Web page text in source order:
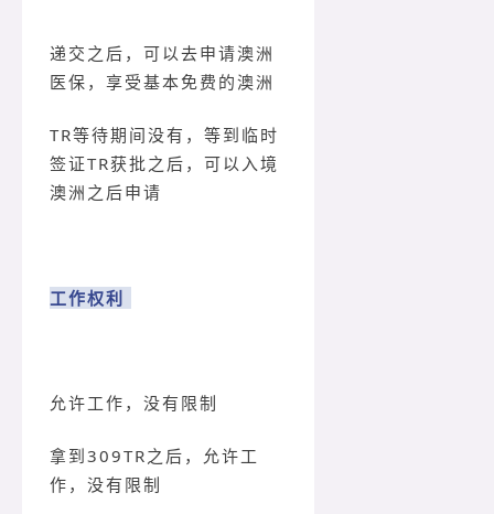
递交之后，可以去申请澳洲
医保，享受基本免费的澳洲
TR等待期间没有，等到临时
签证TR获批之后，可以入境
澳洲之后申请
工作权利
允许工作，没有限制
拿到309TR之后，允许工
作，没有限制